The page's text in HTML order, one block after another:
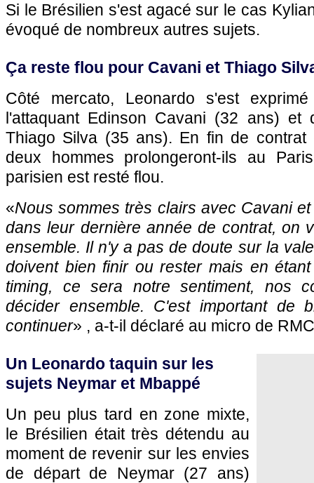
Si le Brésilien s'est agacé sur le cas
évoqué de nombreux autres sujets.
Ça reste flou pour Cavani et Thiago
Côté mercato, Leonardo s'est
l'attaquant Edinson Cavani (32 ans) et
Thiago Silva (35 ans). En fin de contrat
deux hommes prolongeront-ils au
parisien est resté flou.
«Nous sommes très clairs avec Cavani
dans leur dernière année de contrat, on
ensemble. Il n'y a pas de doute sur la
doivent bien finir ou rester mais en
timing, ce sera notre sentiment, nos
décider ensemble. C'est important de
continuer» , a-t-il déclaré au micro de
Un Leonardo taquin sur les
sujets Neymar et Mbappé
Un peu plus tard en zone mixte,
le Brésilien était très détendu au
moment de revenir sur les envies
de départ de Neymar (27 ans)